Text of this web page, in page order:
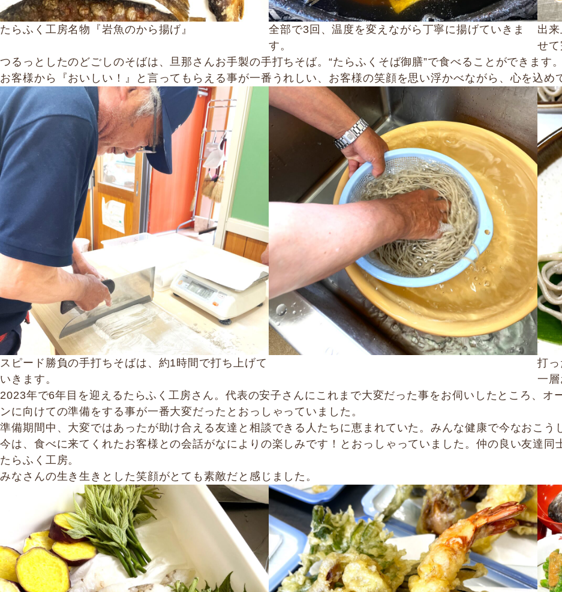
たらふく工房名物『岩魚のから揚げ』
全部で3回、温度を変えながら丁寧に揚げていきま
す。
出
せて
つるっとしたのどごしのそばは、旦那さんお手製の手打ちそば。“たらふくそば御膳”で食べることができます。
お客様から『おいしい！』と言ってもらえる事が一番うれしい、お客様の笑顔を思い浮かべながら、心を込め
スピード勝負の手打ちそばは、約1時間で打ち上げて
いきます。
打
一層
2023年で6年目を迎えるたらふく工房さん。代表の安子さんにこれまで大変だった事をお伺いしたところ、
ンに向けての準備をする事が一番大変だったとおっしゃっていました。
準備期間中、大変ではあったが助け合える友達と相談できる人たちに恵まれていた。みんな健康で今なおこう
今は、食べに来てくれたお客様との会話がなによりの楽しみです！とおっしゃっていました。仲の良い友達同
たらふく工房。
みなさんの生き生きとした笑顔がとても素敵だと感じました。